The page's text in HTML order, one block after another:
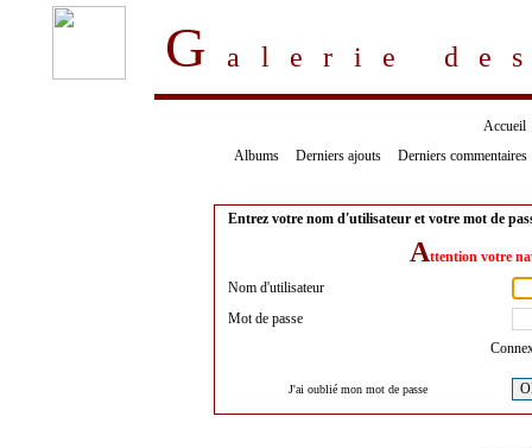
Galerie
Accueil
Albums
Derniers ajouts Derniers commentaires
Entrez votre nom d'utilisateur et votre mot de
Attention votre
Nom d'utilisateur
Mot de passe
J'ai oublié mon mot de passe